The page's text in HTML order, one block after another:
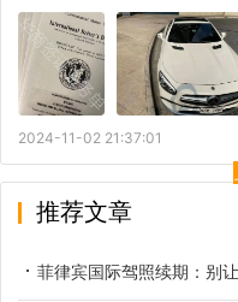
2024-11-02 21:37:01
推荐文章
菲律宾国际驾照续期：别